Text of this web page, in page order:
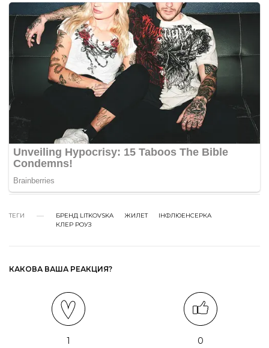
ТЕГИ БРЕНД LITKOVSKA ЖИЛЕТ
ІНФЛЮЕНСЕРКА
КЛЕР РОУЗ
КАКОВА ВАША РЕАКЦИЯ?
1 0